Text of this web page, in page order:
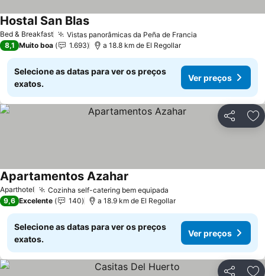
Bed & Breakfast Vistas panorâmicas da Peña de Francia
Hostal San BlasVer preços
8,1 Muito boa 1.693 a 18.8 km de El Regollar
Selecione as datas para ver os preços
exatos.
Ver preços
Partilhar
Aparthotel Cozinha self-catering bem equipada
Apartamentos Azahar
9,6 Excelente 140 a 18.9 km de El Regollar
Selecione as datas para ver os preços
exatos.
Ver preços